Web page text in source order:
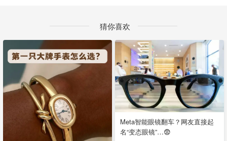
猜你喜欢
Meta智能眼镜翻车？网友直接起
名“变态眼镜”…😨